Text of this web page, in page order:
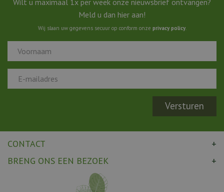
Meld u dan hier aan!
Wij slaan uw gegevens secuur op conform onze privacy policy.
CONTACT
BRENG ONS EEN BEZOEK